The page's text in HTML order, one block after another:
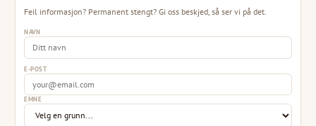
Feil informasjon? Permanent stengt? Gi oss beskjed, så ser vi på det.
NAVN
E-POST
EMNE